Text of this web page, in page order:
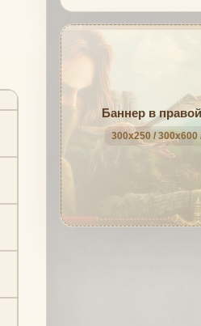
Баннер в
300x250 / 300x600